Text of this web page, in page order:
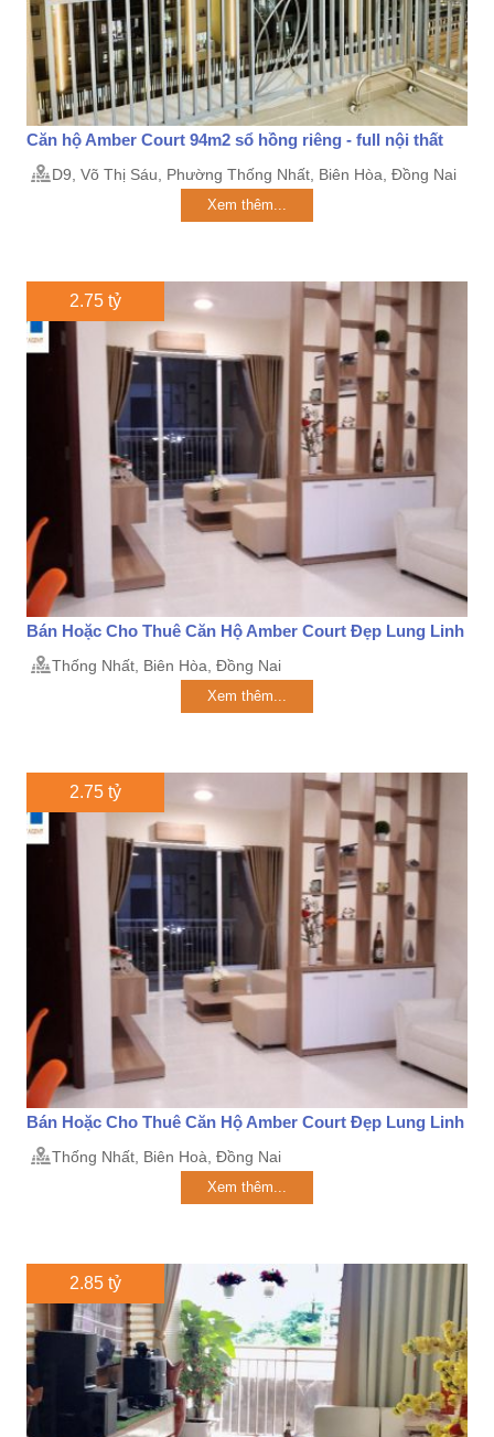
Căn hộ Amber Court 94m2 sổ hồng riêng - full nội thất
D9, Võ Thị Sáu, Phường Thống Nhất, Biên Hòa, Đồng Nai
Xem thêm...
2.75 tỷ
Bán Hoặc Cho Thuê Căn Hộ Amber Court Đẹp Lung Linh
Thống Nhất, Biên Hòa, Đồng Nai
Xem thêm...
2.75 tỷ
Bán Hoặc Cho Thuê Căn Hộ Amber Court Đẹp Lung Linh
Thống Nhất, Biên Hoà, Đồng Nai
Xem thêm...
2.85 tỷ